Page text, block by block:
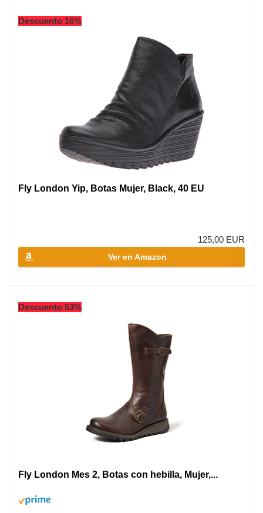
Descuento 16%
Fly London Yip, Botas Mujer, Black, 40 EU
125,00 EUR
Ver en Amazon
Descuento 53%
Fly London Mes 2, Botas con hebilla, Mujer,...